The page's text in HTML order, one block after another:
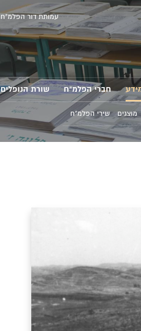
עמותת דור הפלמ"ח
חברי הפלמ"ח שורת הנופלים
מוצגים שירי הפלמ"ח